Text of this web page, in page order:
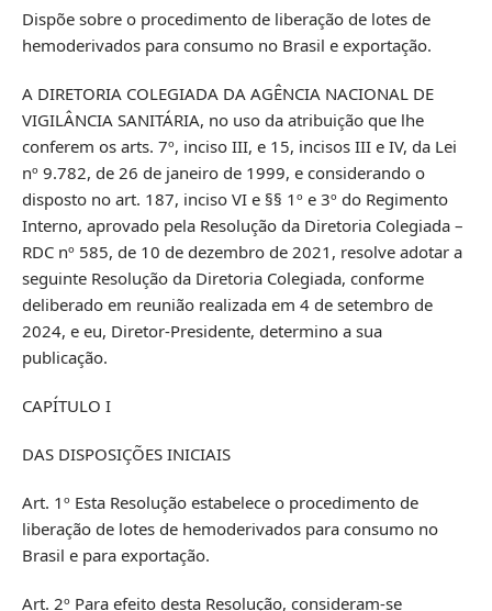
Dispõe sobre o procedimento de liberação de lotes de
hemoderivados para consumo no Brasil e exportação.
A DIRETORIA COLEGIADA DA AGÊNCIA NACIONAL DE
VIGILÂNCIA SANITÁRIA, no uso da atribuição que lhe
conferem os arts. 7º, inciso III, e 15, incisos III e IV, da Lei
nº 9.782, de 26 de janeiro de 1999, e considerando o
disposto no art. 187, inciso VI e §§ 1º e 3º do Regimento
Interno, aprovado pela Resolução da Diretoria Colegiada –
RDC nº 585, de 10 de dezembro de 2021, resolve adotar a
seguinte Resolução da Diretoria Colegiada, conforme
deliberado em reunião realizada em 4 de setembro de
2024, e eu, Diretor-Presidente, determino a sua
publicação.
CAPÍTULO I
DAS DISPOSIÇÕES INICIAIS
Art. 1º Esta Resolução estabelece o procedimento de
liberação de lotes de hemoderivados para consumo no
Brasil e para exportação.
Art. 2º Para efeito desta Resolução, consideram-se